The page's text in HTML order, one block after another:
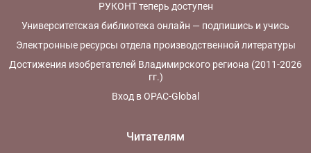
РУКОНТ теперь доступен
Университетская библиотека онлайн — подпишись и учись
Электронные ресурсы отдела производственной литературы
Достижения изобретателей Владимирского региона (2011-2026
гг.)
Вход в OPAC-Global
Читателям